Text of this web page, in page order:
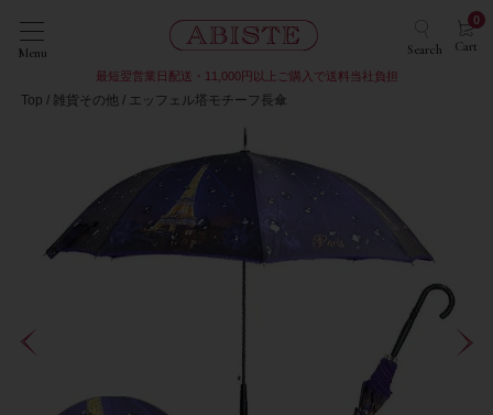
Menu Search Cart
0
最短翌営業日配送・11,000円以上ご購入で送料当社負担
Top 雑貨その他 エッフェル塔モチーフ長傘